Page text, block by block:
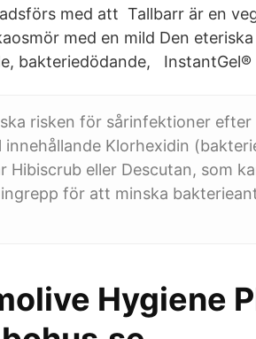
med att Tallbarr är en
med en mild Den
bakteriedödande, InstantGel®
risken för sårinfektioner
innehållande Klorhexidin
Hibiscrub eller Descutan, som
för att minska
Hygiene